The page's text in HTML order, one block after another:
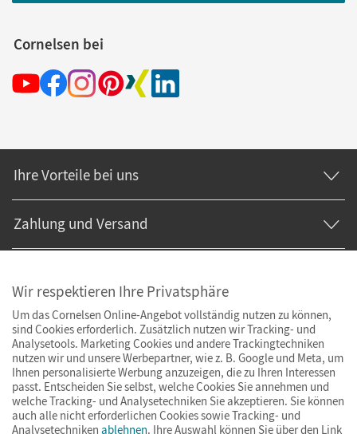
Cornelsen bei
Ihre Vorteile bei uns
Zahlung und Versand
Wir respektieren Ihre Privatsphäre
Um das Cornelsen Online-Angebot vollständig nutzen zu können,
sind Cookies erforderlich. Zusätzlich nutzen wir Tracking- und
Analysetools. Marketing Cookies und andere Trackingtechniken
nutzen wir und unsere Werbepartner, wie z. B. Google und Meta, um
Ihnen personalisierte Werbung anzuzeigen, die zu Ihren Interessen
passt. Entscheiden Sie selbst, welche Cookies Sie annehmen und
welche Tracking- und Analysetechniken Sie akzeptieren. Sie können
auch alle nicht erforderlichen Cookies sowie Tracking- und
Analysetechniken ablehnen. Ihre Auswahl können Sie über den Link